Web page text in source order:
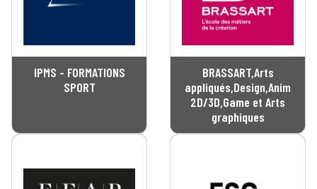
IPMS - FORMATIONS
SPORT
BRASSART,Arts
appliqués,Design,Anim
2D/3D,Game et Arts
graphiques